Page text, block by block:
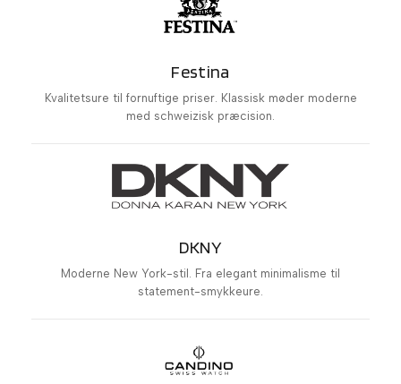
Festina
Kvalitetsure til fornuftige priser. Klassisk møder moderne
med schweizisk præcision.
DKNY
Moderne New York-stil. Fra elegant minimalisme til
statement-smykkeure.